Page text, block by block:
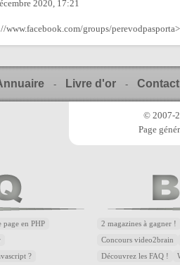
2020, 17:21
www.facebook.com/groups/
- Livre d'or - Contact
© 2007-
Page
en PHP
?
2 magazines à gagner !
Concours video2brain
Découvrez les FAQ !